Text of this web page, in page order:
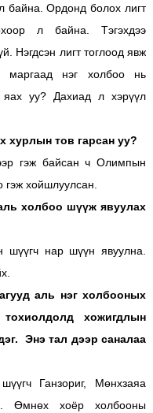
байна. Ордонд болох лигт
л байна. Тэгэхдээ
Нэгдсэн лигт тоглоод явж
маргаад нэг холбоо нь
яах уу? Дахиад л хэрүүл
тов гарсан уу?
гэж байсан ч Олимпын
хойшлуулсан.
холбоо шүүж явуулах
нар шүүн явуулна.
аль нэг холбооных
хожигдлын
Энэ тал дээр саналаа
Ганзориг, Мөнхзаяа
Өмнөх хоёр холбооны